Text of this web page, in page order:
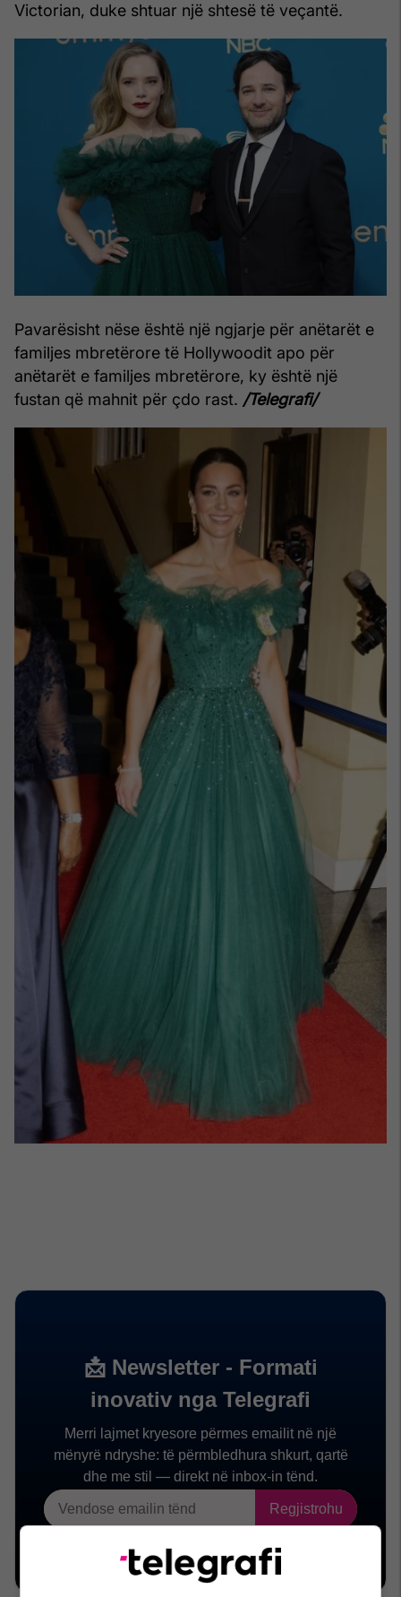
Victorian, duke shtuar një shtesë të veçantë.
Pavarësisht nëse është një ngjarje për anëtarët e
familjes mbretërore të Hollywoodit apo për
anëtarët e familjes mbretërore, ky është një
fustan që mahnit për çdo rast. /Telegrafi/